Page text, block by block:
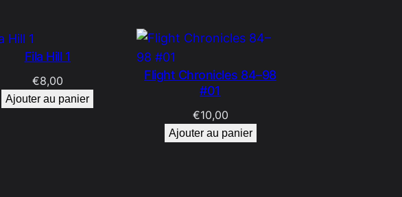
Fila Hill 1
€8,00
Ajouter au panier
Flight Chronicles 84–98
#01
€10,00
Ajouter au panier